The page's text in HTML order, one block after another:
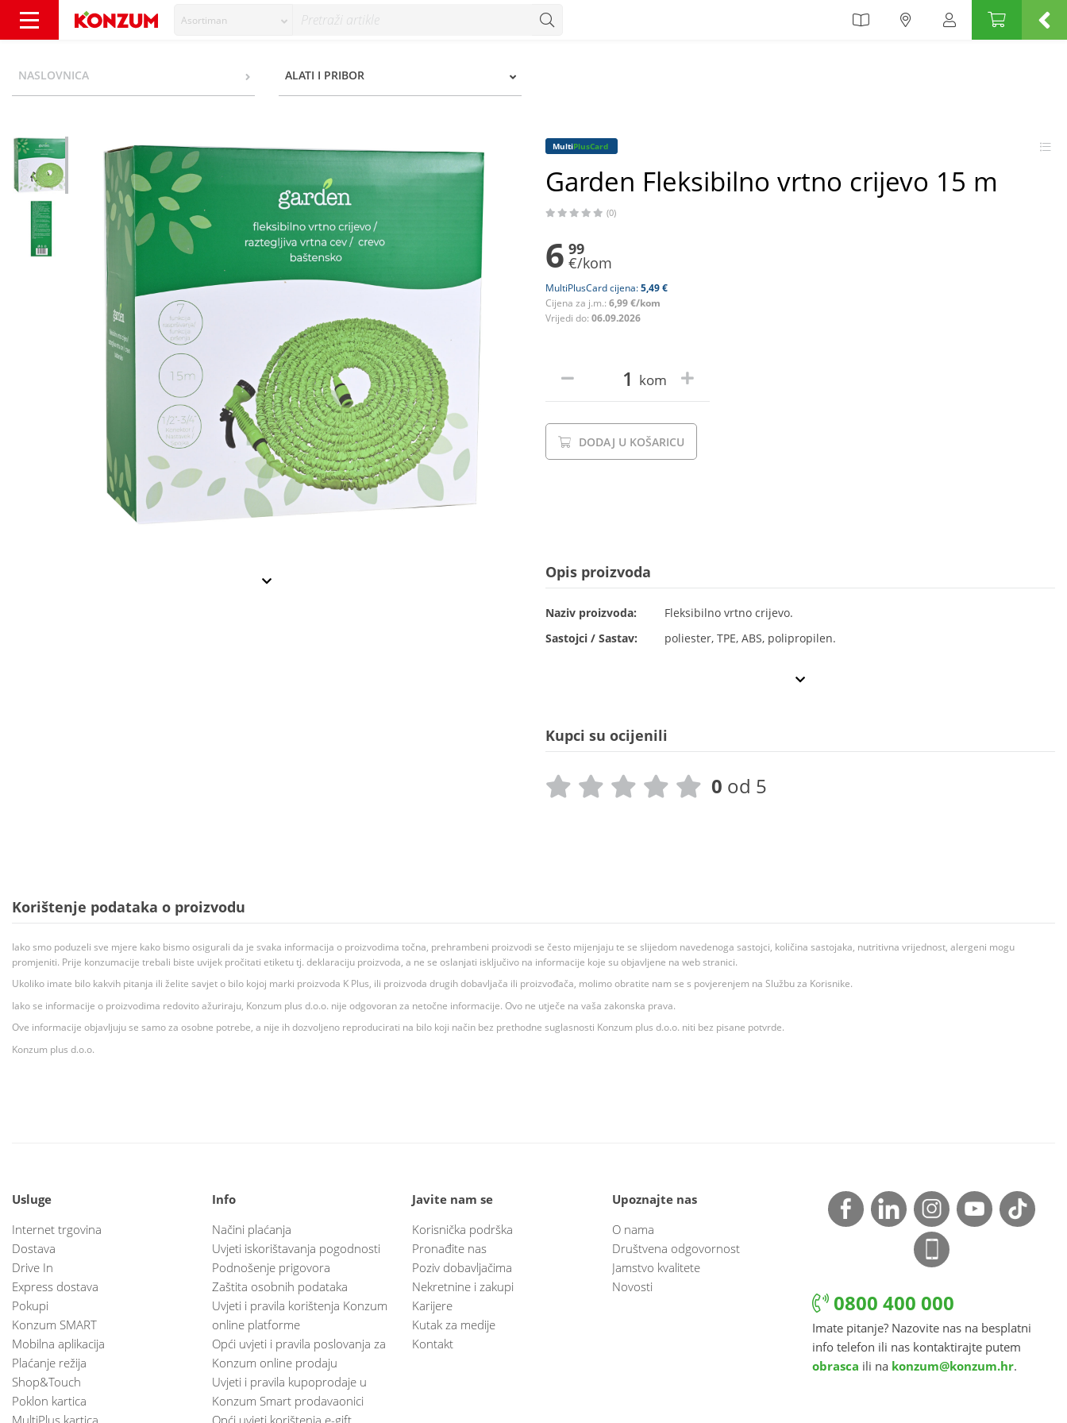
Asortiman
NASLOVNICA ALATI I PRIBOR
MultiPlusCard
Garden Fleksibilno vrtno crijevo 15 m
(0)
6 99
€/kom
MultiPlusCard cijena:5,49 €
Cijena za j.m.: 6,99 €/kom
Vrijedi do: 06.09.2026
kom
DODAJ U KOŠARICU
Opis proizvoda
Naziv proizvoda:
Fleksibilno vrtno crijevo.
Sastojci / Sastav:
poliester, TPE, ABS, polipropilen.
Kupci su ocijenili
0 od 5
Korištenje podataka o proizvodu
Iako smo poduzeli sve mjere kako bismo osigurali da je svaka informacija o proizvodima točna, prehrambeni proizvodi se često mijenjaju te se slijedom navedenoga sastojci, količina sastojaka, nutritivna vrijednost, alergeni mogu
promjeniti. Prije konzumacije trebali biste uvijek pročitati etiketu tj. deklaraciju proizvoda, a ne se oslanjati isključivo na informacije koje su objavljene na web stranici.
Ukoliko imate bilo kakvih pitanja ili želite savjet o bilo kojoj marki proizvoda K Plus, ili proizvoda drugih dobavljača ili proizvođača, molimo obratite nam se s povjerenjem na Službu za Korisnike.
Iako se informacije o proizvodima redovito ažuriraju, Konzum plus d.o.o. nije odgovoran za netočne informacije. Ovo ne utječe na vaša zakonska prava.
Ove informacije objavljuju se samo za osobne potrebe, a nije ih dozvoljeno reproducirati na bilo koji način bez prethodne suglasnosti Konzum plus d.o.o. niti bez pisane potvrde.
Konzum plus d.o.o.
Usluge
Internet trgovina
Dostava
Drive In
Express dostava
Pokupi
Konzum SMART
Mobilna aplikacija
Plaćanje režija
Shop&Touch
Poklon kartica
MultiPlus kartica
Info
Načini plaćanja
Uvjeti iskorištavanja pogodnosti
Podnošenje prigovora
Zaštita osobnih podataka
Uvjeti i pravila korištenja Konzum
online platforme
Opći uvjeti i pravila poslovanja za
Konzum online prodaju
Uvjeti i pravila kupoprodaje u
Konzum Smart prodavaonici
Opći uvjeti korištenja e-gift
Javite nam se
Korisnička podrška
Pronađite nas
Poziv dobavljačima
Nekretnine i zakupi
Karijere
Kutak za medije
Kontakt
Upoznajte nas
O nama
Društvena odgovornost
Jamstvo kvalitete
Novosti
0800 400 000
Imate pitanje? Nazovite nas na besplatni
info telefon ili nas kontaktirajte putem
obrasca ili na konzum@konzum.hr.